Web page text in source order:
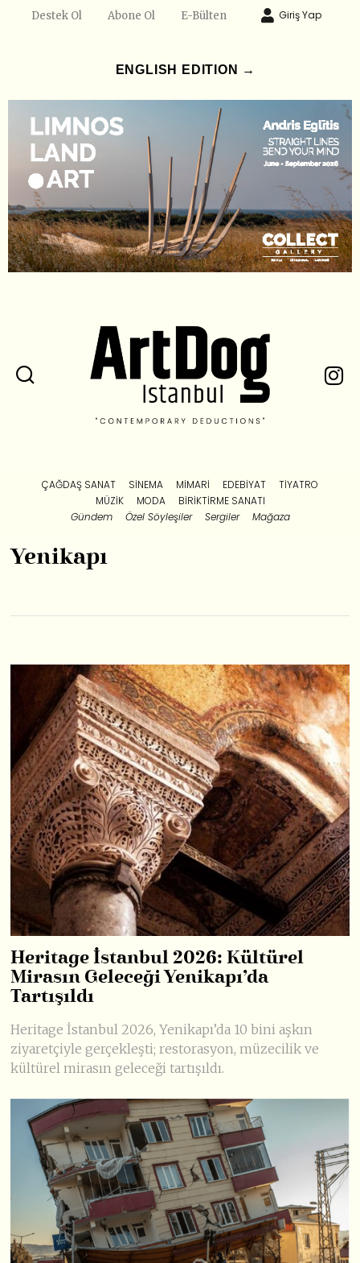
Destek Ol Abone Ol E-Bülten Giriş Yap
ENGLISH EDITION →
ÇAĞDAŞ SANAT SINEMA MIMARI EDEBIYAT
TIYATRO
MÜZIK
MODA
BIRIKTIRME SANATI
Gündem
Özel Söyleşiler Sergiler Mağaza
Yenikapı
Heritage İstanbul 2026: Kültürel
Mirasın Geleceği Yenikapı’da
Tartışıldı
Heritage İstanbul 2026, Yenikapı’da 10 bini aşkın
ziyaretçiyle gerçekleşti; restorasyon, müzecilik ve
kültürel mirasın geleceği tartışıldı.